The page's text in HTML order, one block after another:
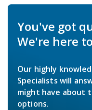
You've got
We're here
Our highly
Specialists will
might have about
options.